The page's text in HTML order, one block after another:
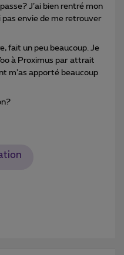
J’ai bien rentré mon
pas envie de me retrouver
fait un peu beaucoup. Je
à Proximus par attrait
m’as apporté beaucoup